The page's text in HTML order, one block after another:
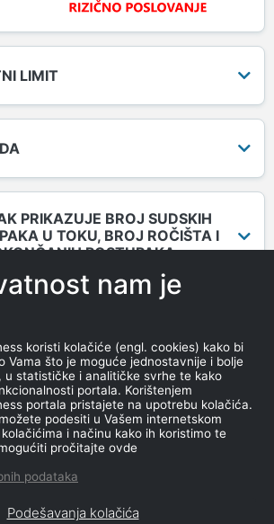
LIMIT
PRIKAZUJE BROJ SUDSKIH
U TOKU, BROJ ROČIŠTA I
POSTUPAKA.
I ZALOGE
U VLASNIŠTVU
nam je
koristi kolačiće (engl. cookies) kako bi
Vama što je moguće jednostavnije i bolje
u statističke i analitičke svrhe te kako
portala. Korištenjem
portala pristajete na upotrebu kolačića.
podesiti u Vašem internetskom
i načinu kako ih koristimo te
pročitajte ovde
podataka
Podešavanja kolačića